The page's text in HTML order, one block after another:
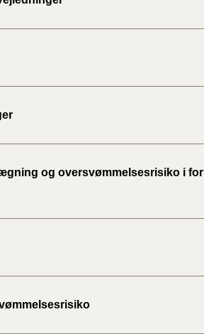
og oversvømmelsesrisiko i